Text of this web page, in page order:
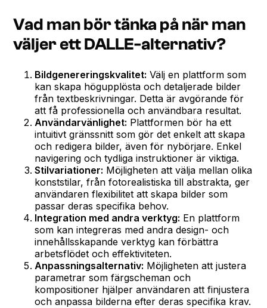
Vad man bör tänka på när man
väljer ett DALLE-alternativ?
Bildgenereringskvalitet: Välj en plattform som
kan skapa högupplösta och detaljerade bilder
från textbeskrivningar. Detta är avgörande för
att få professionella och användbara resultat.
Användarvänlighet: Plattformen bör ha ett
intuitivt gränssnitt som gör det enkelt att skapa
och redigera bilder, även för nybörjare. Enkel
navigering och tydliga instruktioner är viktiga.
Stilvariationer: Möjligheten att välja mellan olika
konststilar, från fotorealistiska till abstrakta, ger
användaren flexibilitet att skapa bilder som
passar deras specifika behov.
Integration med andra verktyg: En plattform
som kan integreras med andra design- och
innehållsskapande verktyg kan förbättra
arbetsflödet och effektiviteten.
Anpassningsalternativ: Möjligheten att justera
parametrar som färgscheman och
kompositioner hjälper användaren att finjustera
och anpassa bilderna efter deras specifika krav.